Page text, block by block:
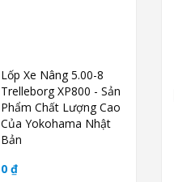
Lốp Xe Nâng 5.00-8
Trelleborg XP800 - Sản
Phẩm Chất Lượng Cao
Của Yokohama Nhật
Bản
0 ₫